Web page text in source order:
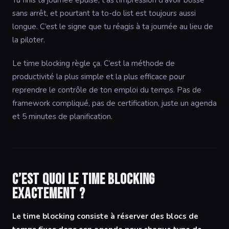
sans arrêt, et pourtant ta to-do list est toujours aussi
longue. C’est le signe que tu réagis à ta journée au lieu de
la piloter.
Le time blocking règle ça. C’est la méthode de
productivité la plus simple et la plus efficace pour
reprendre le contrôle de ton emploi du temps. Pas de
framework compliqué, pas de certification, juste un agenda
et 5 minutes de planification.
C’est quoi le time blocking
exactement ?
Le time blocking consiste à réserver des blocs de